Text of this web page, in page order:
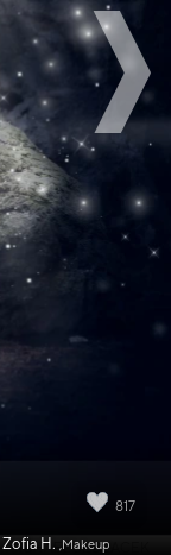
817
Zofia H. ,Makeup